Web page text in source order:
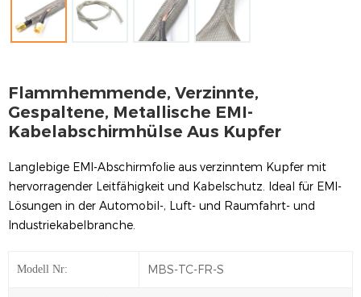
Flammhemmende, Verzinnte,
Gespaltene, Metallische EMI-
Kabelabschirmhülse Aus Kupfer
Langlebige EMI-Abschirmfolie aus verzinntem Kupfer mit
hervorragender Leitfähigkeit und Kabelschutz. Ideal für EMI-
Lösungen in der Automobil-, Luft- und Raumfahrt- und
Industriekabelbranche.
Modell Nr: MBS-TC-FR-S